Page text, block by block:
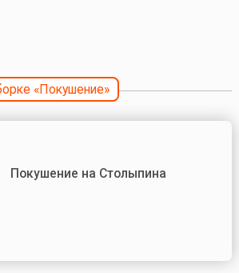
«Покушение»
Покушение на Столыпина